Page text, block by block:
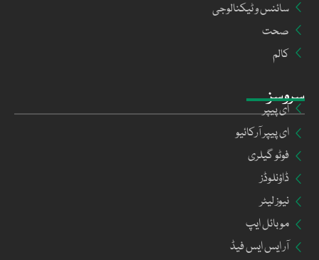
سروسز
ای پیپر
ای پیپر آرکائیو
فوٹو گیلری
ڈاؤنلوڈز
نیوز لیٹر
موبائل ایپ
آر ایس ایس فیڈ
سائنس و ٹیکنالوجی
صحت
کالم